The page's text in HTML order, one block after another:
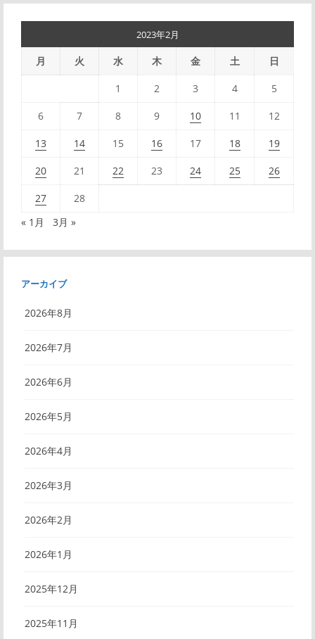
2023年2月
月 火 水 木 金 土 日
1 2 3 4 5
6 7 8 9 10 11 12
13 14 15 16 17 18 19
20 21 22 23 24 25 26
27
28
« 1月
3月 »
アーカイブ
2026年8月
2026年7月
2026年6月
2026年5月
2026年4月
2026年3月
2026年2月
2026年1月
2025年12月
2025年11月